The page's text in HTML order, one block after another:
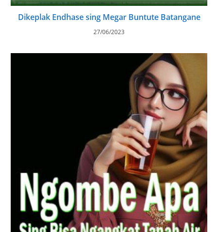
Dikeplak Endhase sing Megar Buntute Batangane
27/06/2023